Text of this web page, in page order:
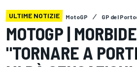
ULTIME NOTIZIE MotoGP GP del
MOTOGP |
"TORNARE A